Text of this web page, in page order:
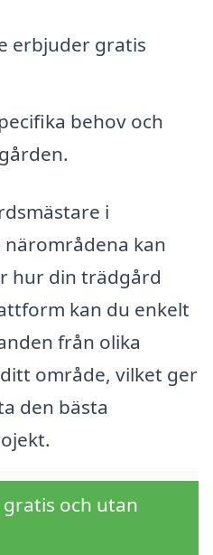
erbjuder gratis
behov och
i
kan
hur din trädgård
kan du enkelt
från olika
område, vilket ger
den bästa
och utan